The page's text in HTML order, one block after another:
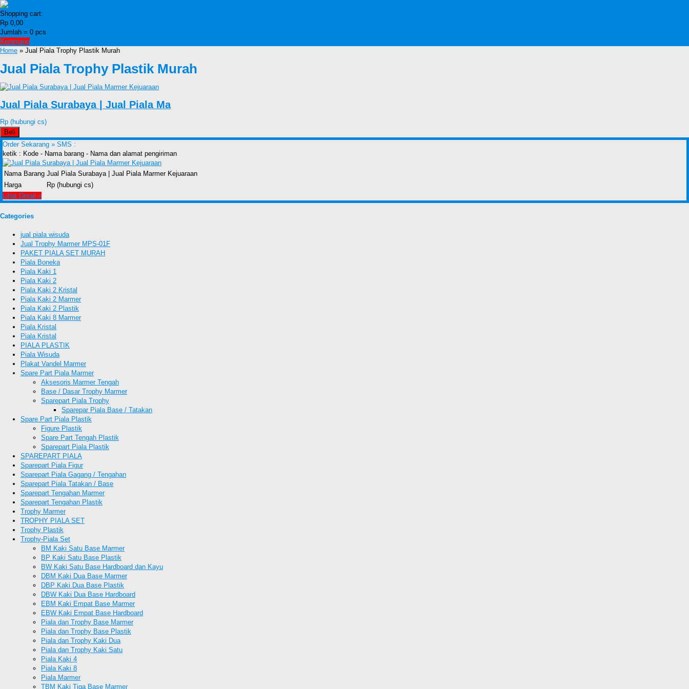
Shopping cart:
Rp 0,00
Jumlah = 0 pcs
Keranjang
Home » Jual Piala Trophy Plastik Murah
Jual Piala Trophy Plastik Murah
Jual Piala Surabaya | Jual Piala Ma
Rp (hubungi cs)
Beli
Order Sekarang » SMS :
ketik : Kode - Nama barang - Nama dan alamat pengiriman
Nama Barang Jual Piala Surabaya | Jual Piala Marmer Kejuaraan
Harga
Rp (hubungi cs)
Lihat Detail »
Categories
jual piala wisuda
Jual Trophy Marmer MPS-01F
PAKET PIALA SET MURAH
Piala Boneka
Piala Kaki 1
Piala Kaki 2
Piala Kaki 2 Kristal
Piala Kaki 2 Marmer
Piala Kaki 2 Plastik
Piala Kaki 8 Marmer
Piala Kristal
Piala Kristal
PIALA PLASTIK
Piala Wisuda
Plakat Vandel Marmer
Spare Part Piala Marmer
Aksesoris Marmer Tengah
Base / Dasar Trophy Marmer
Sparepart Piala Trophy
Sparepar Piala Base / Tatakan
Spare Part Piala Plastik
Figure Plastik
Spare Part Tengah Plastik
Sparepart Piala Plastik
SPAREPART PIALA
Sparepart Piala Figur
Sparepart Piala Gagang / Tengahan
Sparepart Piala Tatakan / Base
Sparepart Tengahan Marmer
Sparepart Tengahan Plastik
Trophy Marmer
TROPHY PIALA SET
Trophy Plastik
Trophy-Piala Set
BM Kaki Satu Base Marmer
BP Kaki Satu Base Plastik
BW Kaki Satu Base Hardboard dan Kayu
DBM Kaki Dua Base Marmer
DBP Kaki Dua Base Plastik
DBW Kaki Dua Base Hardboard
EBM Kaki Empat Base Marmer
EBW Kaki Empat Base Hardboard
Piala dan Trophy Base Marmer
Piala dan Trophy Base Plastik
Piala dan Trophy Kaki Dua
Piala dan Trophy Kaki Satu
Piala Kaki 4
Piala Kaki 8
Piala Marmer
TBM Kaki Tiga Base Marmer